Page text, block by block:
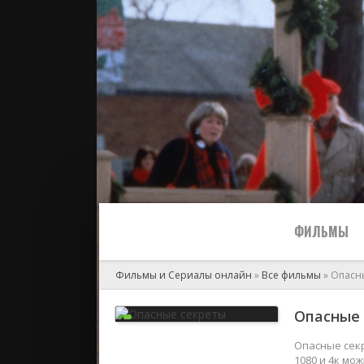
ФИЛЬМЫ
2024
Фильмы и Сериалы онлайн » Все фильмы »
Опасные
Опасные
1080 и 4к